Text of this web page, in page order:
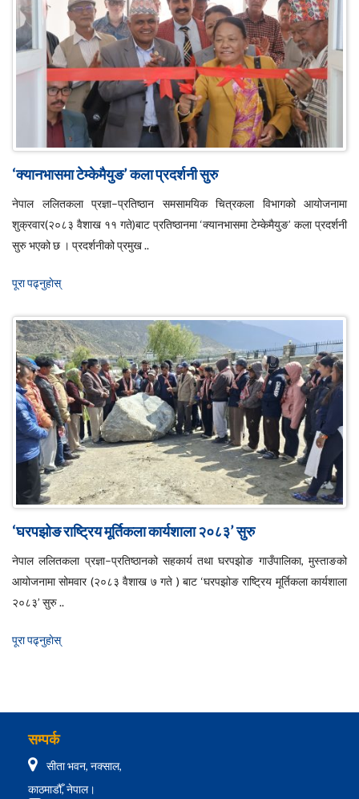
‘क्यानभासमा टेम्केमैयुङ’ कला प्रदर्शनी सुरु
नेपाल ललितकला प्रज्ञा–प्रतिष्ठान समसामयिक चित्रकला विभागको आयोजनामा
शुक्रवार(२०८३ वैशाख ११ गते)बाट प्रतिष्ठानमा ‘क्यानभासमा टेम्केमैयुङ’ कला प्रदर्शनी
सुरु भएको छ । प्रदर्शनीको प्रमुख ..
पूरा पढ्नुहाेस्
‘घरपझोङ राष्ट्रिय मूर्तिकला कार्यशाला २०८३’ सुरु
नेपाल ललितकला प्रज्ञा–प्रतिष्ठानको सहकार्य तथा घरपझोङ गाउँपालिका, मुस्ताङको
आयोजनामा सोमवार (२०८३ वैशाख ७ गते ) बाट ‘घरपझोङ राष्ट्रिय मूर्तिकला कार्यशाला
२०८३’ सुरु ..
पूरा पढ्नुहाेस्
सम्पर्क
सीता भवन, नक्साल,
काठमाडौँ, नेपाल।